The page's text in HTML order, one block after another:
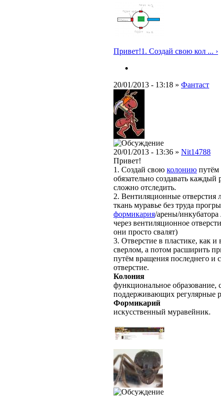
Привет!1. Создай свою кол ... ›
20/01/2013 - 13:18 » Фантаст
20/01/2013 - 13:36 » Nit14788
Привет!
1. Создай свою колонию
обязательно создавать
сложно отследить.
2. Вентиляционные отверстия
ткань муравье без труда
формикария/арены/
через вентиляционное
они просто свалят)
3. Отверстие в пластике, как и
сверлом, а потом расширить
путём вращения последнего и
отверстие.
Колония
функциональное образование,
поддерживающих регулярные
Формикарий
искусственный муравейник.